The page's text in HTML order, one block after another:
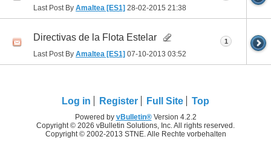
Last Post By Amaltea [ES1] 28-02-2015 21:38
Directivas de la Flota Estelar
Last Post By Amaltea [ES1] 07-10-2013 03:52
1
Log in Register Full Site Top
Powered by vBulletin®Version 4.2.2
Copyright © 2026 vBulletin Solutions, Inc. All rights reserved.
Copyright © 2002-2013 STNE. Alle Rechte vorbehalten